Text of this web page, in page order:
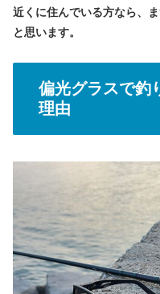
近くに住んでいる方なら、
と思います。
偏光グラスで釣
理由